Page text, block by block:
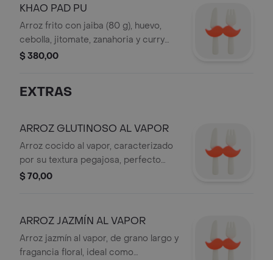
KHAO PAD PU
Arroz frito con jaiba (80 g), huevo,
cebolla, jitomate, zanahoria y curry
amarillo.
$ 380,00
EXTRAS
ARROZ GLUTINOSO AL VAPOR
Arroz cocido al vapor, caracterizado
por su textura pegajosa, perfecto
como acompañamiento.
$ 70,00
ARROZ JAZMÍN AL VAPOR
Arroz jazmín al vapor, de grano largo y
fragancia floral, ideal como